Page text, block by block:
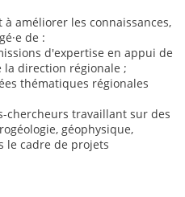
améliorer les connaissances,
de :
d'expertise en appui de
direction régionale ;
thématiques régionales
chercheurs travaillant sur des
géophysique,
le cadre de projets